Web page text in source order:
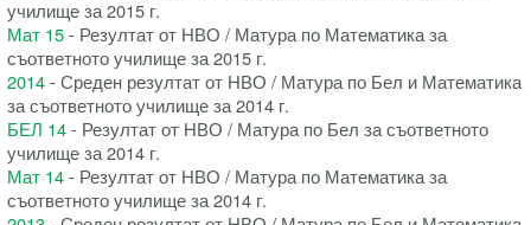
училище за 2015 г.
Мат 15- Резултат от НВО / Матура по Математика за
съответното училище за 2015 г.
2014- Среден резултат от НВО / Матура по Бел и Математика
за съответното училище за 2014 г.
БЕЛ 14- Резултат от НВО / Матура по Бел за съответното
училище за 2014 г.
Мат 14- Резултат от НВО / Матура по Математика за
съответното училище за 2014 г.